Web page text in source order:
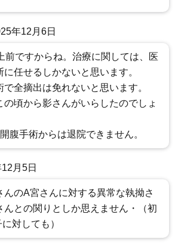
年12月6日
前ですからね。治療に関しては、医
に任せるしかないと思います。
で全摘出は免れないと思います。
の頃から影さんがいらしたのでしょ
腹手術からは退院できません。
月5日
んのA宮さんに対する異常な執拗さ
んとの関りとしか思えません・（初
対しても）